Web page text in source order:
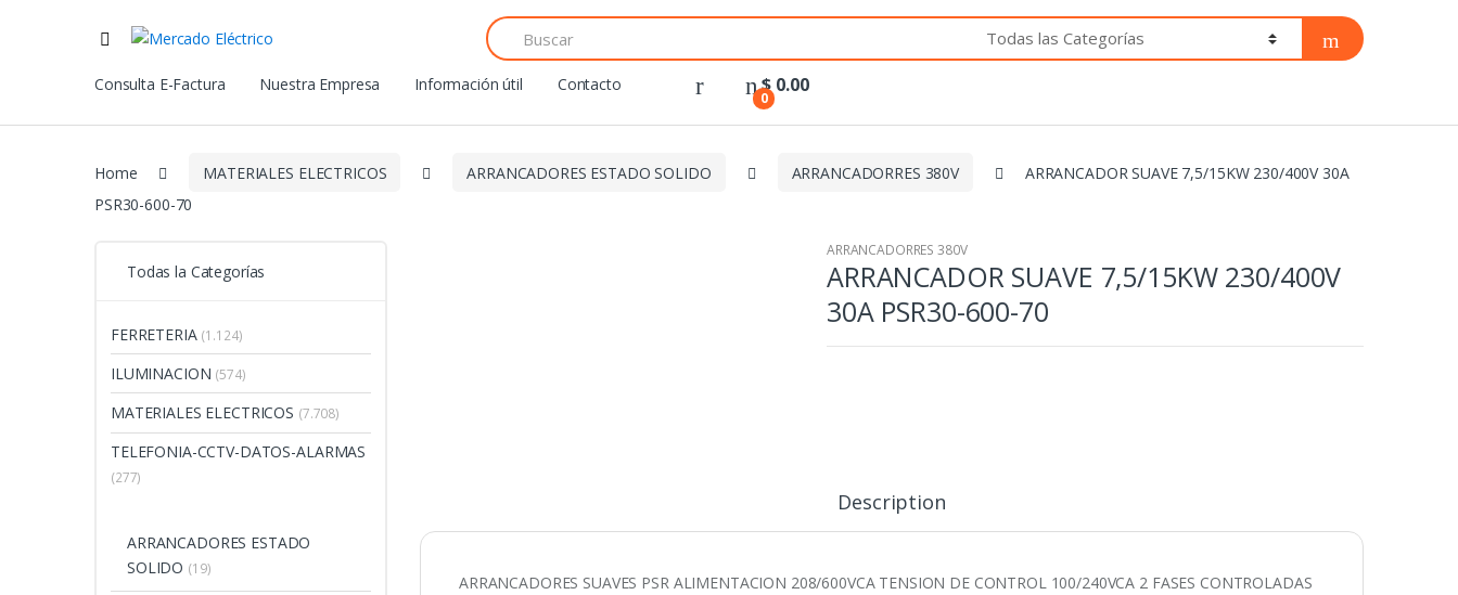
Search
for:
Consulta E-Factura
Nuestra Empresa Información útil Contacto
0
$ 0.00
Home MATERIALES ELECTRICOS ARRANCADORES ESTADO SOLIDO ARRANCADORRES 380V
ARRANCADOR SUAVE 7,5/15KW 230/400V 30A
PSR30-600-70
ARRANCADORRES 380V
ARRANCADOR SUAVE 7,5/15KW 230/400V
30A PSR30-600-70
Description
ARRANCADORES SUAVES PSR ALIMENTACION 208/600VCA TENSION DE CONTROL 100/240VCA 2 FASES CONTROLADAS
Todas la Categorías
FERRETERIA (1.124)
ILUMINACION (574)
MATERIALES ELECTRICOS (7.708)
TELEFONIA-CCTV-DATOS-ALARMAS
(277)
ARRANCADORES ESTADO
SOLIDO (19)